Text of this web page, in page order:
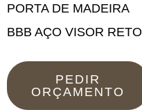
PORTA DE MADEIRA
BBB AÇO VISOR RETO
PEDIR
ORÇAMENTO